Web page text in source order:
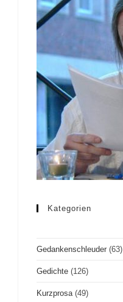
Kategorien
Gedankenschleuder (63)
Gedichte (126)
Kurzprosa (49)